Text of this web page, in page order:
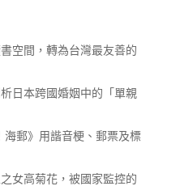
空間，轉為台灣最友善的
日本跨國婚姻中的「單親
郵》用諧音梗、郵票及標
女高菊花，被國家監控的